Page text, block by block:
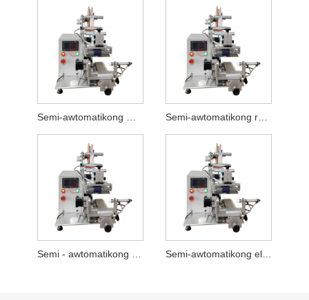
Semi-awtomatikong makina ng pag-label ng bote ng pabango Semi-awtomatikong rotary labeling machine
Semi - awtomatikong hair dryer labeling machine Semi-awtomatikong electronic cigarette labeling machine